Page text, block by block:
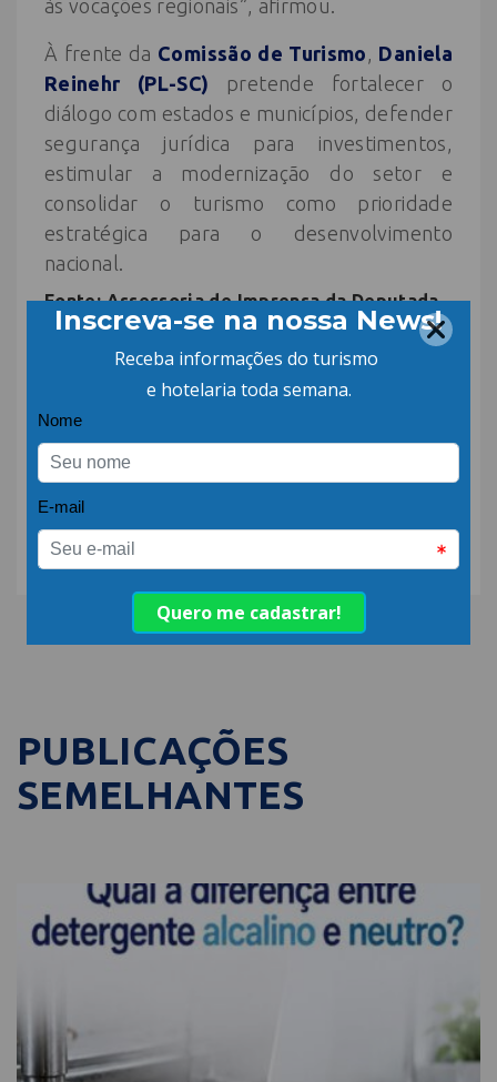
às vocações regionais”, afirmou.
À frente da Comissão de Turismo
Daniela
Reinehr (PL-SC) pretende fortalecer o
diálogo com estados e municípios, defender
segurança jurídica para investimentos,
estimular a modernização do setor e
consolidar o turismo como prioridade
estratégica para o desenvolvimento
nacional.
Fonte: Assessoria de Imprensa da Deputada
Leia também:Votação aos Melhores
Fornecedores da Hotelaria 2025 foi
COMPARTILHE:
PUBLICAÇÕES
SEMELHANTES